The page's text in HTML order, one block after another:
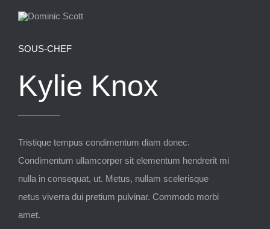
SOUS-CHEF
Kylie Knox
Tristique tempus condimentum diam donec.
Condimentum ullamcorper sit elementum hendrerit mi
nulla in consequat, ut. Metus, nullam scelerisque
netus viverra dui pretium pulvinar. Commodo morbi
amet.